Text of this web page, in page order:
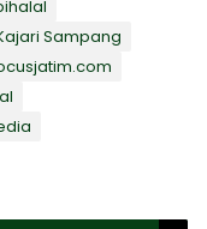
Sampang